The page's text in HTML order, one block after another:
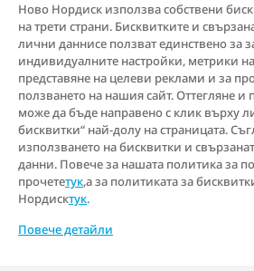
Ново Нордиск използва собствени
на трети страни. Бисквитките и
лични даннисе ползват единствено за
индивидуалните настройки, метрики
представяне на целеви реклами и за
ползването на нашия сайт. Оттегляне и
може да бъде направено с клик върху
бисквитки“ най-долу на страницата.
използването на бисквитки и
данни. Повече за нашата политика за
прочететук,а за политиката за
Нордисктук.
Повече детайли